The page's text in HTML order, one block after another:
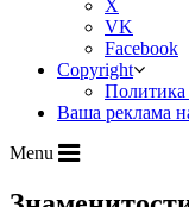
X
VK
Facebook
Copyright
Политика
Ваша реклама
Menu